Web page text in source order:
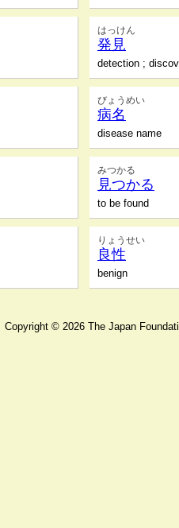
はっけん
発見
detection ;
びょうめい
病名
disease name
みつかる
見つかる
to be found
りょうせい
良性
benign
Copyright © 2026 The Japan